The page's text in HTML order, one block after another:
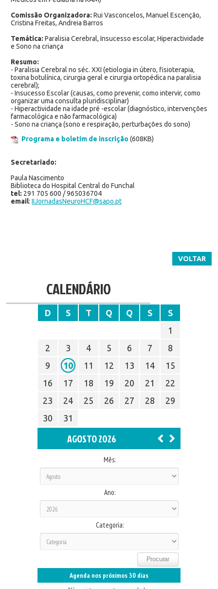
Comissão Organizadora: Rui Vasconcelos, Manuel Escenção,
Cristina Freitas, Andreia Barros
Temática: Paralisia Cerebral, Insucesso escolar, Hiperactividade
e Sono na criança
Resumo:
- Paralisia Cerebral no séc. XXI (etiologia in útero, fisioterapia,
toxina botulínica, cirurgia geral e cirurgia ortopédica na paralisia
cerebral);
- Insucesso Escolar (causas, como prevenir, como intervir, como
organizar uma consulta pluridisciplinar)
- Hiperactividade na idade pré -escolar (diagnóstico, intervenções
farmacológica e não farmacológica)
- Sono na criança (sono e respiração, perturbações do sono)
Programa e boletim de inscrição (608KB)
Secretariado:
Paula Nascimento
Biblioteca do Hospital Central do Funchal
tel: 291 705 600 / 965036704
email: IIJornadasNeuroHCF@sapo.pt
VOLTAR
CALENDÁRIO
D S T Q Q S
S
1
2
3 4 5 6 7
8
9
10 11 12 13 14
15
16
17 18 19 20 21
22
23
24 25 26 27 28
29
30
31
AGOSTO 2026
Mês:
Ano:
Categoria:
Agenda nos próximos 30 dias